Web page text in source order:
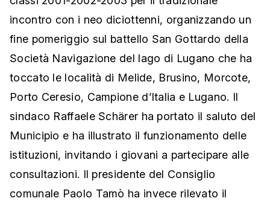
incontro con i neo diciottenni, organizzando un
fine pomeriggio sul battello San Gottardo della
Società Navigazione del lago di Lugano che ha
toccato le località di Melide, Brusino, Morcote,
Porto Ceresio, Campione d’Italia e Lugano. Il
sindaco Raffaele Schärer ha portato il saluto del
Municipio e ha illustrato il funzionamento delle
istituzioni, invitando i giovani a partecipare alle
consultazioni. Il presidente del Consiglio
comunale Paolo Tamò ha invece rilevato il